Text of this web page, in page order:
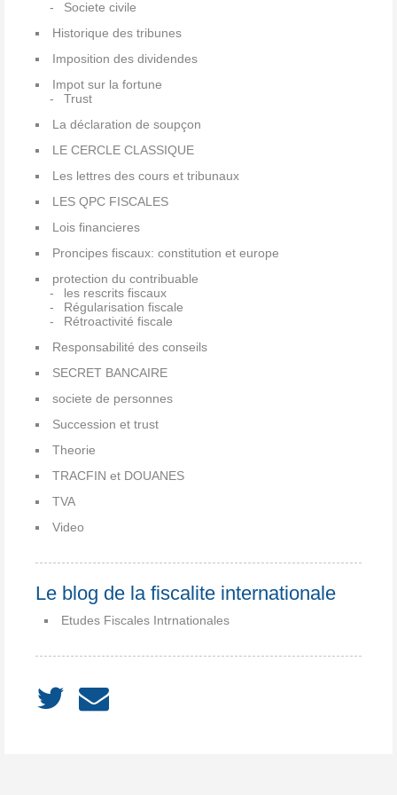
Societe civile
Historique des tribunes
Imposition des dividendes
Impot sur la fortune
Trust
La déclaration de soupçon
LE CERCLE CLASSIQUE
Les lettres des cours et tribunaux
LES QPC FISCALES
Lois financieres
Proncipes fiscaux: constitution et europe
protection du contribuable
les rescrits fiscaux
Régularisation fiscale
Rétroactivité fiscale
Responsabilité des conseils
SECRET BANCAIRE
societe de personnes
Succession et trust
Theorie
TRACFIN et DOUANES
TVA
Video
Le blog de la fiscalite internationale
Etudes Fiscales Intrnationales